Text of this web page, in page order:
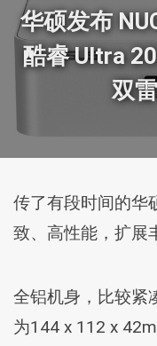
华硕发布
酷睿 Ultra
双
传了有段时间的华
致、高性能，扩展
全铝机身，比较紧
为144 x 112 x